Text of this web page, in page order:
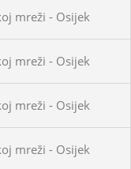
mreži - Osijek
mreži - Osijek
mreži - Osijek
mreži - Osijek